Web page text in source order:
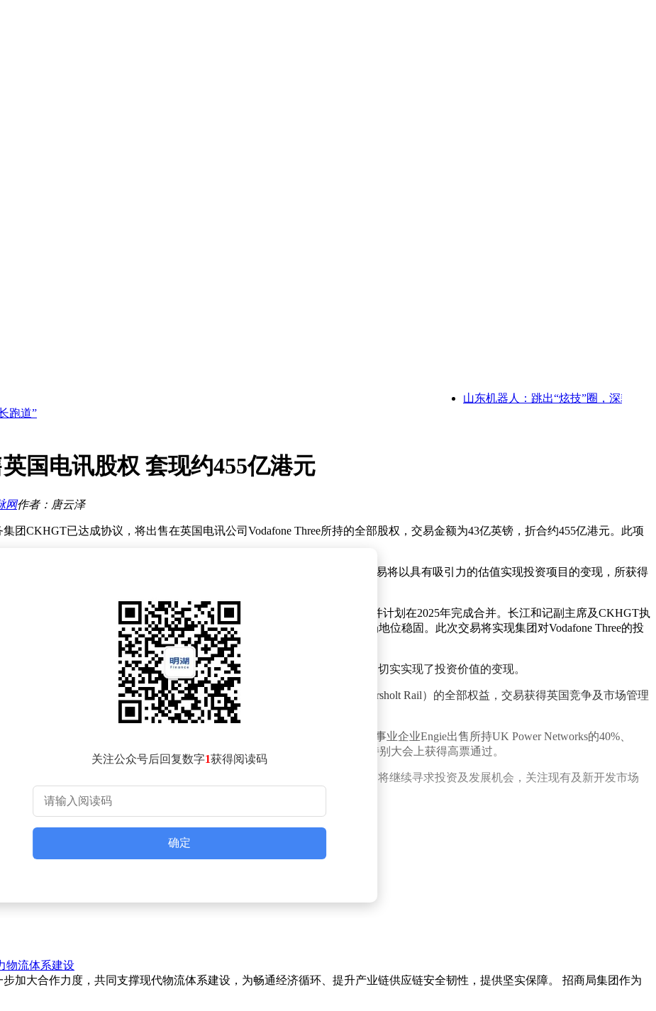
山东机器人：跳出“炫技”圈，深耕实干田
焦工业场景
跑道”
题
筑技术壁垒
AI赛道？
聚焦工业场景
国电讯股权 套现约455亿港元
网作者：唐云泽
团CKHGT已达成协议，将出售在英国电讯公司Vodafone Three所持的全部股权，交易金额为43亿英镑，折合约455亿港元。此项
4.13%，公司总市值升至2604亿港元。根据公告内容，董事会认为此次交易将以具有吸引力的估值实现投资项目的变现，所获得
运资金管理。
51%由Vodafone Group Plc持有。两家公司曾于2023年6月签署合并协议，并计划在2025年完成合并。长江和记副主席及CKHGT执
续发展及合并，使其成长为英国最大的电信运营商，客户数量领先，市场地位稳固。此次交易将实现集团对Vodafone Three的投
交易对集团和合作伙伴均为双赢局面，不仅为集团带来大量现金收益，更切实实现了投资价值的变现。
系（由长江基建牵头）已完成出售英国铁路车辆租赁公司UK Rails（Eversholt Rail）的全部权益，交易获得英国竞争及市场管理
和系优化资产组合、套现以寻求更佳投资机会的策略。
实集团分别以443亿港元、443亿港元及221.5亿港元的价格，向法国公用事业企业Engie出售所持UK Power Networks的40%、
球公用事业领域规模最大的交易之一，相关交易已于4月27日举行的股东特别大会上获得高票通过。
资本实力，长江集团（包括长江实业、长江和记、长江基建及电能实业）将继续寻求投资及发展机会，关注现有及新开发市场
定合同的项目，以及其他具备潜力的业务。
和系未对此作出直接回应。
关注公众号后回复数字1获得阅读码
确定
物流体系建设
加大合作力度，共同支撑现代物流体系建设，为畅通经济循环、提升产业链供应链安全韧性，提供坚实保障。 招商局集团作为